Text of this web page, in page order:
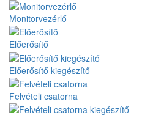
Monitorvezérlő
Előerősítő
Előerősítő kiegészítő
Felvételi csatorna